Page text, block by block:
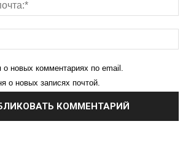
новых комментариях по email.
о новых записях почтой.